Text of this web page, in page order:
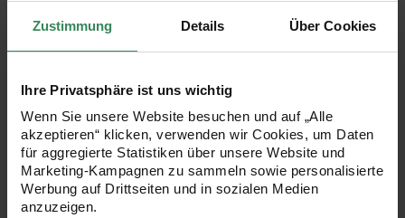
Zustimmung Details Über Cookies
Ihre Privatsphäre ist uns wichtig
Wenn Sie unsere Website besuchen und auf „Alle
akzeptieren“ klicken, verwenden wir Cookies, um Daten
für aggregierte Statistiken über unsere Website und
Marketing-Kampagnen zu sammeln sowie personalisierte
Werbung auf Drittseiten und in sozialen Medien
anzuzeigen.
062 Efeu
062
078 Pistazie
078
Pistazie